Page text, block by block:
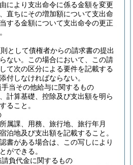
により支出命令に係る金額を変更
直ちにその増加額について支出命
する金額について支出命令の更正
として債権者からの請求書の提出
ない。
この場合において、この請
て次の区分による要件を記載する
付しなければならない。
当その他給与に関するもの
計算基礎、控除及び支出額を明ら
ること。
属課、用務、旅行地、旅行年月
泊地及び支出額を記載すること。
書がある場合は、この写しにより
ができる。
負代金に関するもの